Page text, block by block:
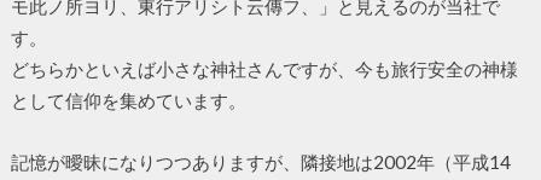
モ此ノ所ヨリ、東行アリシト云傳フ、」と見えるのが当社で
す。
どちらかといえば小さな神社さんですが、今も旅行安全の神様
として信仰を集めています。
記憶が曖昧になりつつありますが、隣接地は2002年（平成14